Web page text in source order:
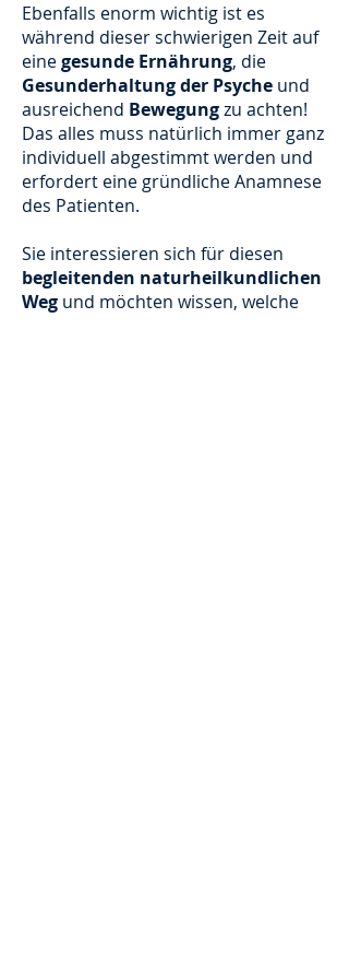
Ebenfalls enorm wichtig ist es
während dieser schwierigen Zeit auf
einegesunde Ernährung, die
Gesunderhaltung der Psyche und
ausreichend Bewegungzu achten!
Das alles muss natürlich immer ganz
individuell abgestimmt werden und
erfordert eine gründliche Anamnese
des Patienten.
Sie interessieren sich für diesen
begleitenden naturheilkundlichen
Weg und möchten wissen, welche